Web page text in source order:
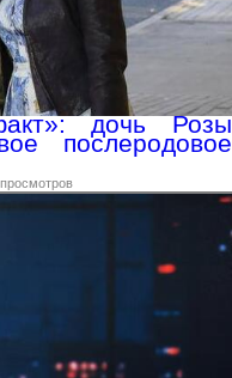
дочь Розы
послеродовое